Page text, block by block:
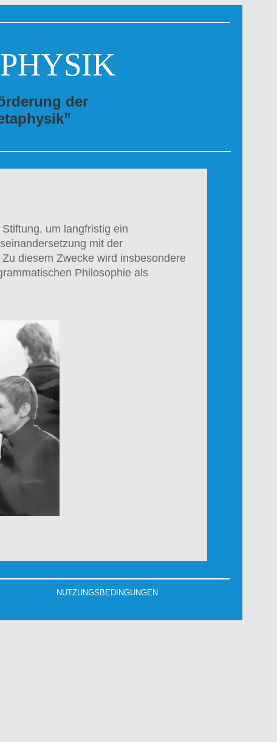
der
um langfristig ein
mit der
diesem Zwecke wird insbesondere
Philosophie als
NUTZUNGSBEDINGUNGEN